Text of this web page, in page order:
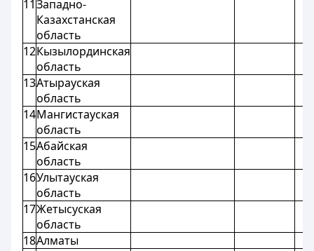
11Западно-
Казахстанская
область
12Кызылординская
область
13Атырауская
область
14Мангистауская
область
15Абайская
область
16Улытауская
область
17Жетысуская
область
18Алматы